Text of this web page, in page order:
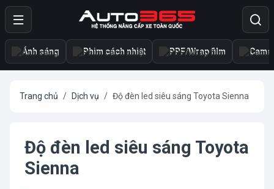
Ánh sáng Phim cách nhiệt PPF/Wrap film
Trang chủ Dịch vụ Độ đèn led siêu sáng Toyota Sienna
Độ đèn led siêu sáng Toyota
Sienna